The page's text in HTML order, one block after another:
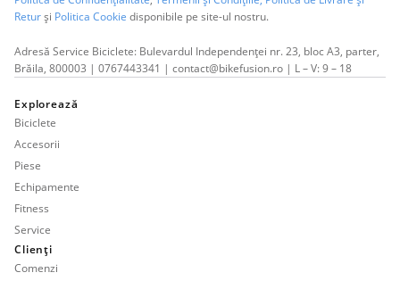
Returși Politica Cookie disponibile pe site-ul nostru.
Adresă Service Biciclete: Bulevardul Independenței nr. 23, bloc A3, parter,
Brăila, 800003 | 0767443341 | contact@bikefusion.ro | L – V: 9 – 18
Explorează
Biciclete
Accesorii
Piese
Echipamente
Fitness
Service
Clienți
Comenzi